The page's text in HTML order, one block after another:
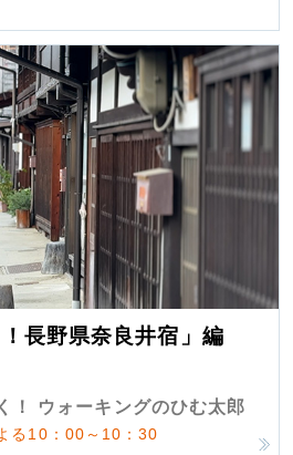
！長野県奈良井宿」編
！ ウォーキングのひむ太郎
る10：00～10：30